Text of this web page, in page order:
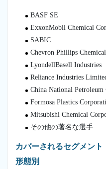
BASF SE
ExxonMobil Chemical
SABIC
Chevron Phillips
LyondellBasell Industries
Reliance Industries
China National Petroleum
Formosa Plastics
Mitsubishi Chemical
その他の著名な選手
カバーされるセグメント
形態別